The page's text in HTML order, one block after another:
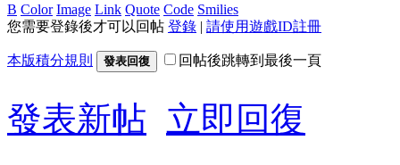
B Color Image Link Quote Code Smilies
您需要登錄後才可以回帖 登錄 | 請使用遊戲ID註冊
本版積分規則 發表回復 回帖後跳轉到最後一頁
發表新帖 立即回復